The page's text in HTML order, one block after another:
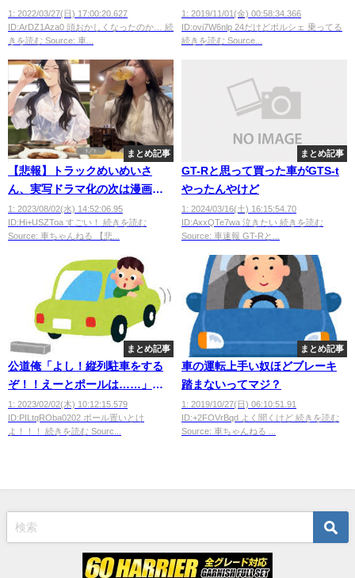
wwwwwww
1: 2022/03/27(日) 17:00:20.627
ID:ArDZ1Aza0 頭おかしくなったのか… 続
きを読む Source: 車...
1: 2019/11/01(金) 00:58:34.366
ID:ovi7W6nlp 24だけどポルシェ 乗ってる
続きを読む Source...
まとめ記事
【悲報】トラックめいめいさ
ん、実写ドラマ化の次は漫画化
決定
1: 2023/08/02(水) 14:52:06.95
ID:Hi+USZToa すごい！ 続きを読む
Source: 車ちゃんねる 【悲...
まとめ記事
GT-Rと思って買った車がGTS-t
やったんやけど
1: 2024/03/16(土) 16:15:54.70
ID:AxxQTe7wa 泣きたい 続きを読む
Source: 車速報 GT-Rと...
まとめ記事
公道俺「よし！縦列駐車をする
ぞ！！えーとポールは……」←
これｗｗｗｗｗｗｗｗ
1: 2023/02/02(木) 10:12:15.579
ID:PILtqROba0202 ポール置いとけ
よ！！！ 続きを読む Sourc...
まとめ記事
車の運転上手い奴ほどブレーキ
踏まないってマジ？
1: 2019/10/27(日) 06:10:51.91
ID:+2FOVrBqd よく聞くけど 続きを読む
Source: 車ちゃんねる ...